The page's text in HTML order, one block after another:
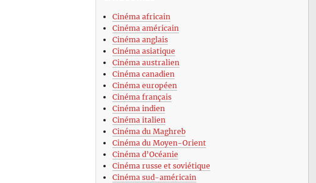
Cinéma africain
Cinéma américain
Cinéma anglais
Cinéma asiatique
Cinéma australien
Cinéma canadien
Cinéma européen
Cinéma français
Cinéma indien
Cinéma italien
Cinéma du Maghreb
Cinéma du Moyen-Orient
Cinéma d’Océanie
Cinéma russe et soviétique
Cinéma sud-américain